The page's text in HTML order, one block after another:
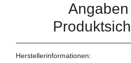
Herstellerinformationen: